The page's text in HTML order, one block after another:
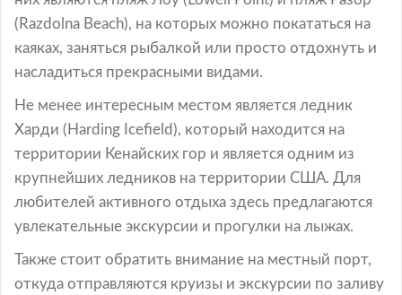
(Razdolna Beach), на которых можно покататься на
каяках, заняться рыбалкой или просто отдохнуть и
насладиться прекрасными видами.
Не менее интересным местом является ледник
Харди (Harding Icefield), который находится на
территории Кенайских гор и является одним из
крупнейших ледников на территории США. Для
любителей активного отдыха здесь предлагаются
увлекательные экскурсии и прогулки на лыжах.
Также стоит обратить внимание на местный порт,
откуда отправляются круизы и экскурсии по заливу